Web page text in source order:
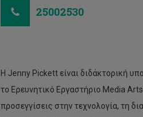
25002530
Η Jenny Pickett είναι διδάκτορική
το Ερευνητικό Εργαστήριο Media
προσεγγίσεις στην τεχνολογία, τη